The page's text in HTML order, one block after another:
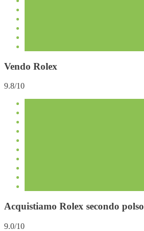
Vendo Rolex
9.8/10
Acquistiamo Rolex secondo polso
9.0/10